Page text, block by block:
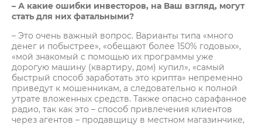
– А какие ошибки инвесторов, на Ваш взгляд, могут
стать для них фатальными?
– Это очень важный вопрос. Варианты типа «много
денег и побыстрее», «обещают более 150% годовых»,
«мой знакомый с помощью их программы уже
дорогую машину (квартиру, дом) купил», «самый
быстрый способ заработать это крипта» непременно
приведут к мошенникам, а следовательно к полной
утрате вложенных средств. Также опасно сарафанное
радио, так как это – способ привлечения клиентов
через агентов – продавщицу в местном магазинчике,